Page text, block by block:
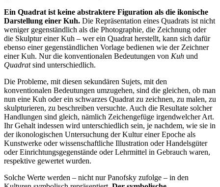
Ein Quadrat ist keine abstraktere Figuration als die ikonische
Darstellung einer Kuh. Die Repräsentation eines Quadrats ist nicht
weniger gegenständlich als die Photographie, die Zeichnung oder
die Skulptur einer Kuh – wer ein Quadrat herstellt, kann sich dafür
ebenso einer gegenständlichen Vorlage bedienen wie der Zeichner
einer Kuh. Nur die konventionalen Bedeutungen von Kuh und
Quadratsind unterschiedlich.
Die Probleme, mit diesen sekundären Sujets, mit den
konventionalen Bedeutungen umzugehen, sind die gleichen, ob man
nun eine Kuh oder ein schwarzes Quadrat zu zeichnen, zu malen, zu
skulpturieren, zu beschreiben versuchte. Auch die Resultate solcher
Handlungen sind gleich, nämlich Zeichengefüge irgendwelcher Art.
Ihr Gehalt indessen wird unterschiedlich sein, je nachdem, wie sie in
der ikonologischen Untersuchung der Kultur einer Epoche als
Kunstwerke oder wissenschaftliche Illustration oder Handelsgüter
oder Einrichtungsgegenstände oder Lehrmittel in Gebrauch waren,
respektive gewertet wurden.
Solche Werte werden – nicht nur Panofsky zufolge – in den